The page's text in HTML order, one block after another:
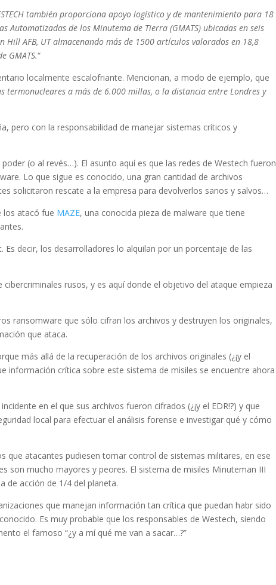
también proporciona apoyo logístico y de mantenimiento para 18
Automatizadas de los Minutema de Tierra (GMATS) ubicadas en seis
Hill AFB, UT almacenando más de 1500 artículos valorados en 18,8
GMATS.“
localmente escalofriante. Mencionan, a modo de ejemplo, que
termonucleares a más de 6.000 millas, o la distancia entre Londres y
pero con la responsabilidad de manejar sistemas críticos y
(o al revés…). El asunto aquí es que las redes de Westech fueron
Lo que sigue es conocido, una gran cantidad de archivos
solicitaron rescate a la empresa para devolverlos sanos y salvos…
los atacó fue MAZE, una conocida pieza de malware que tiene
decir, los desarrolladores lo alquilan por un porcentaje de las
rusos, y es aquí donde el objetivo del ataque empieza
ransomware que sólo cifran los archivos y destruyen los originales,
que ataca.
más allá de la recuperación de los archivos originales (¿¡y el
información crítica sobre este sistema de misiles se encuentre ahora
en el que sus archivos fueron cifrados (¿¡y el EDR!?) y que
local para efectuar el análisis forense e investigar qué y cómo
que atacantes pudiesen tomar control de sistemas militares, en ese
son mucho mayores y peores. El sistema de misiles Minuteman III
de acción de 1/4 del planeta.
que manejan información tan crítica que puedan habr sido
Es muy probable que los responsables de Westech, siendo
el famoso “¿y a mí qué me van a sacar…?”